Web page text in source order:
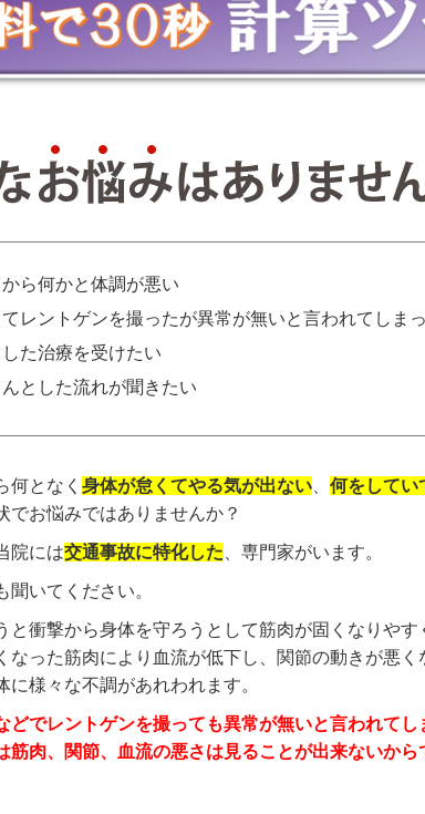
ら何かと体調が悪い
レントゲンを撮ったが異常が無いと言われてしま
た治療を受けたい
とした流れが聞きたい
何となく 身体が怠くてやる気が出ない
何をしてい
でお悩みではありませんか？
院には交通事故に特化した 、専門家がいます。
聞いてください。
と衝撃から身体を守ろうとして筋肉が固くなりやす
なった筋肉により血流が低下し、関節の動きが悪く
に様々な不調があれわれます。
どでレントゲンを撮っても異常が無いと言われてし
筋肉、関節、血流の悪さは見ることが出来ないから